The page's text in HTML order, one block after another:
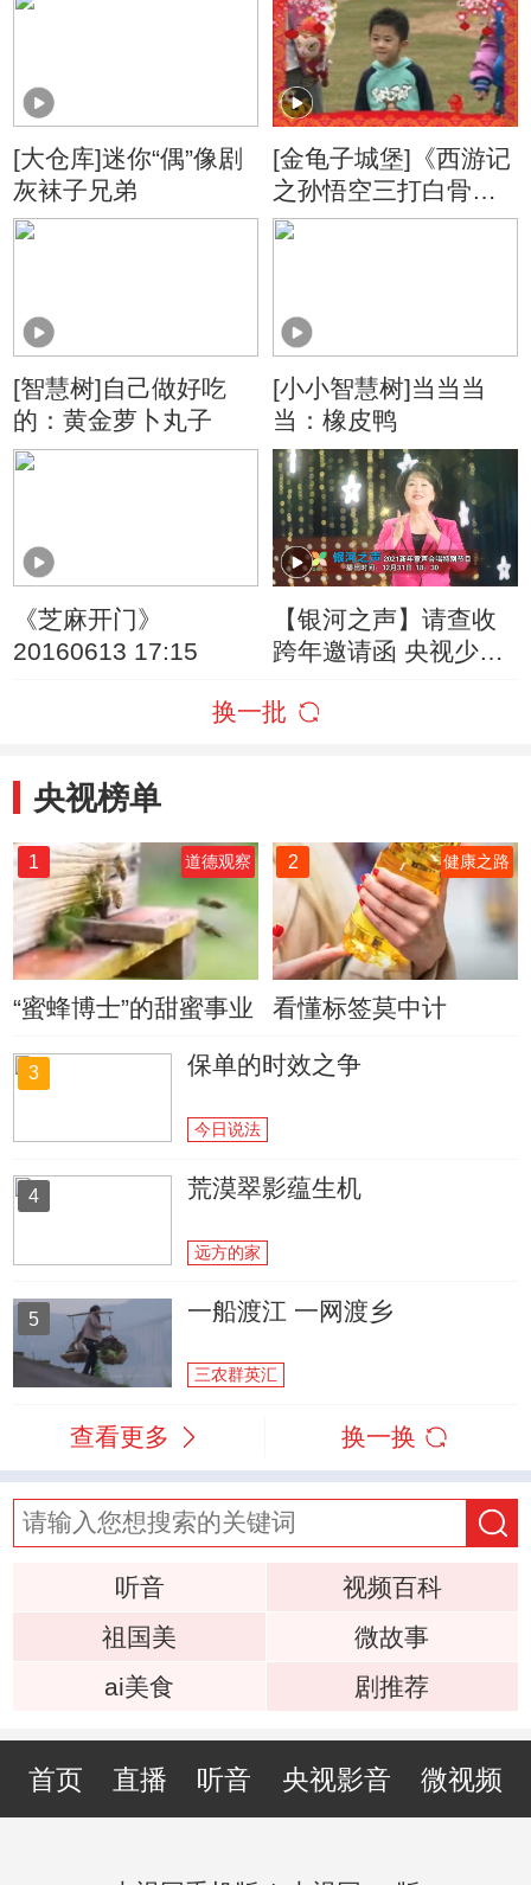
[大仓库]迷你“偶”像剧
灰袜子兄弟
[金龟子城堡]《西游记
之孙悟空三打白骨
精》片段欣赏
[智慧树]自己做好吃
的：黄金萝卜丸子
[小小智慧树]当当当
当：橡皮鸭
《芝麻开门》
20160613 17:15
【银河之声】请查收
跨年邀请函 央视少儿
获快乐
换一批
央视榜单
1 道德观察
“蜜蜂博士”的甜蜜事业
2 健康之路
看懂标签莫中计
3 保单的时效之争
今日说法
4 荒漠翠影蕴生机
远方的家
5 一船渡江 一网渡乡
三农群英汇
查看更多 换一换
听音
视频百科
祖国美
微故事
ai美食
剧推荐
首页 直播 听音 央视影音 微视频